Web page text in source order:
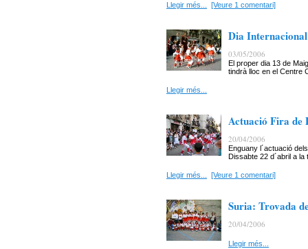
Llegir més... [Veure 1 comentari]
Dia
03/05/2006
El proper dia 13 de
tindrà lloc en el Centre
Llegir més...
Actuació Fira de
20/04/2006
Enguany l´actuació
Dissabte 22 d´abril a la
Llegir més... [Veure 1 comentari]
Suria: Trovada
20/04/2006
Llegir més...